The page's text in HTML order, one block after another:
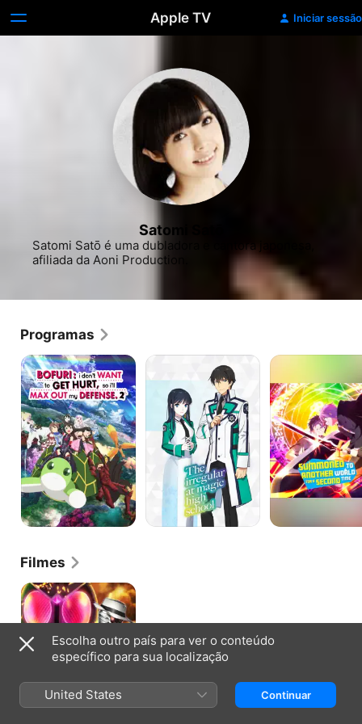
Apple TV Iniciar sessão
Satomi Satō
Satomi Satō é uma dubladora e cantora japonesa,
afiliada da Aoni Production.
Programas
BOFURI:
I
Don't
Want
to
Get
Hurt,
so
I'll
Max
Out
My
Defense.
The
Magic
High
School
Invocado
Outro
Mundo...
De
Novo?!
Filmes
Filme
Escolha outro país para ver o conteúdo
específico para sua localização
United States Continuar